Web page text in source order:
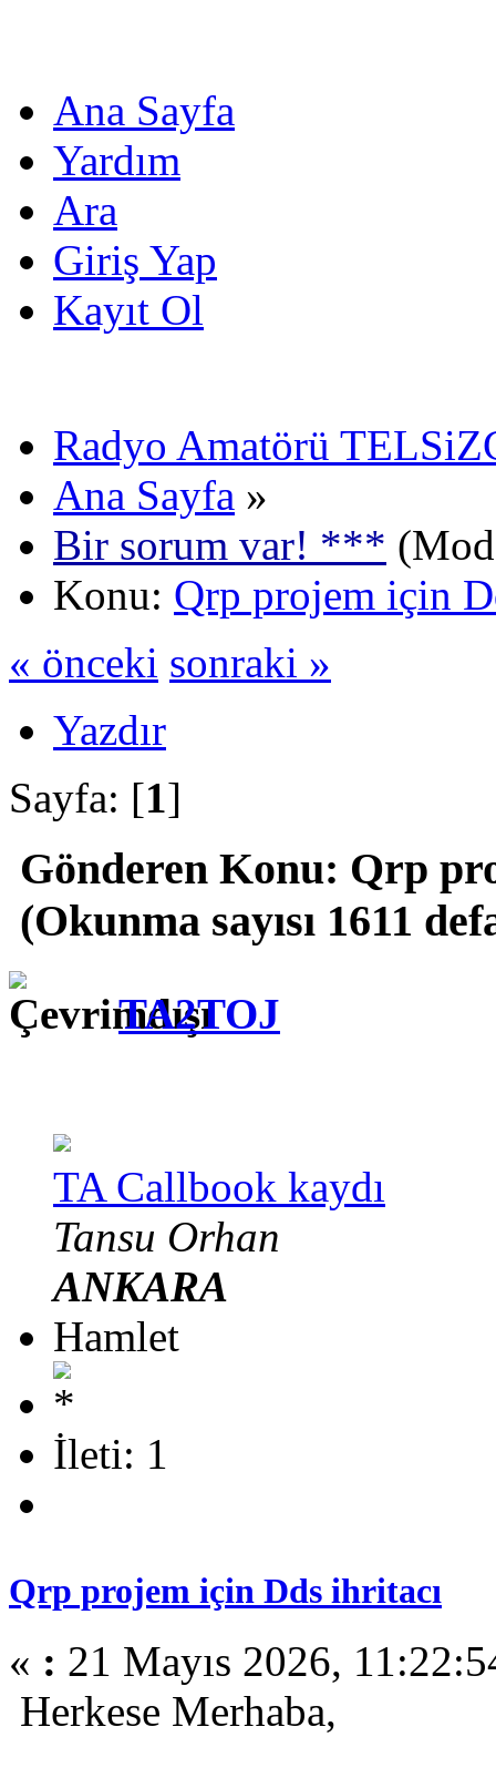
Ana Sayfa
Yardım
Ara
Giriş Yap
Kayıt Ol
Radyo Amatörü
Ana Sayfa »
Bir sorum var! ***
Konu: Qrp projem için
« önceki sonraki »
Yazdır
Sayfa: [1]
Gönderen Konu: Qrp
(Okunma sayısı 1611
TA2TOJ
TA Callbook kaydı
Tansu Orhan
ANKARA
Hamlet
İleti: 1
Qrp projem için Dds ihritacı
« : 21 Mayıs 2026,
Herkese Merhaba,